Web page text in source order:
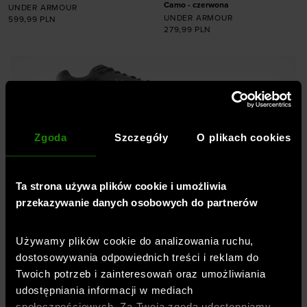
Zgoda Szczegóły O plikach cookies
Ta strona używa plików cookie i umożliwia
przekazywanie danych osobowych do partnerów
Używamy plików cookie do analizowania ruchu,
dostosowywania odpowiednich treści i reklam do
Twoich potrzeb i zainteresowań oraz umożliwiania
udostępniania informacji w mediach
42 42,5
43
UNDER ARMOUR
599,99 PLN
Camo - czerwona
UNDER ARMOUR
279,99 PLN
Profesjonalna odzież, buty,
SportStyleStory
Jesteśmy częścią spółkiOTCF – właściciela
marki4Forazoficjalnym, wyłącznym i